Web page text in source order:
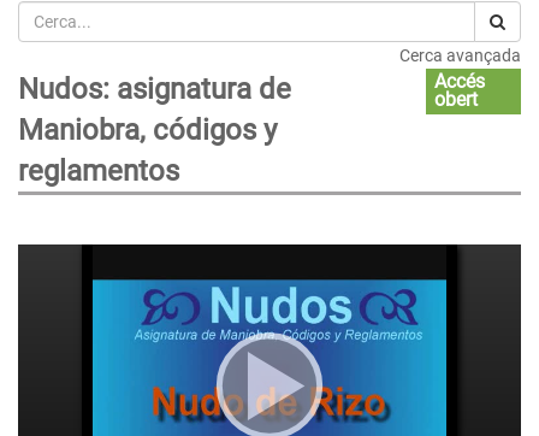
Cerca
Cerca avançada
Nudos: asignatura de
Maniobra, códigos y
reglamentos
Accés
obert